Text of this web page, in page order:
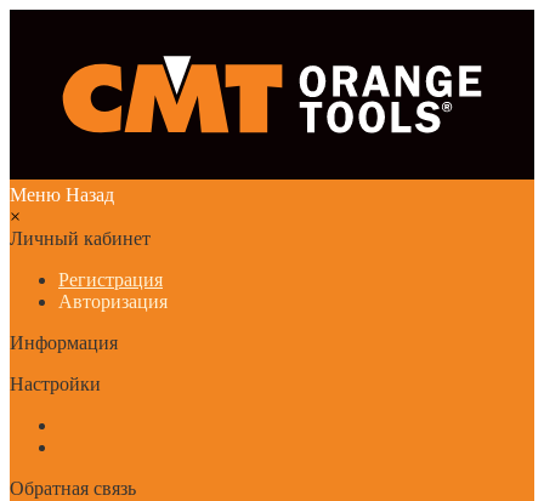
Меню Назад
×
Личный кабинет
Регистрация
Авторизация
Информация
Настройки
Обратная связь